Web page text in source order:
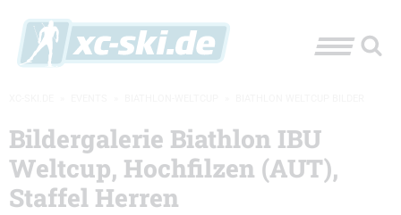
Bildergalerie Biathlon IBU
Weltcup, Hochfilzen (AUT),
Staffel Herren